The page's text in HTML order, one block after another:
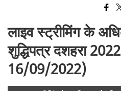
लाइव स्ट्रीमिंग के
शुद्धिपत्र दशहरा
16/09/2022)